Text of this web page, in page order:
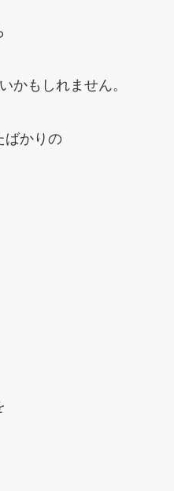
かもしれません。
ばかりの